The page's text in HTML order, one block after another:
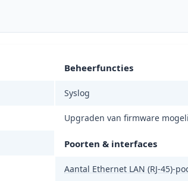
Beheerfuncties
Syslog
Upgraden van firmware
Poorten & interfaces
Aantal Ethernet LAN (RJ-45)-